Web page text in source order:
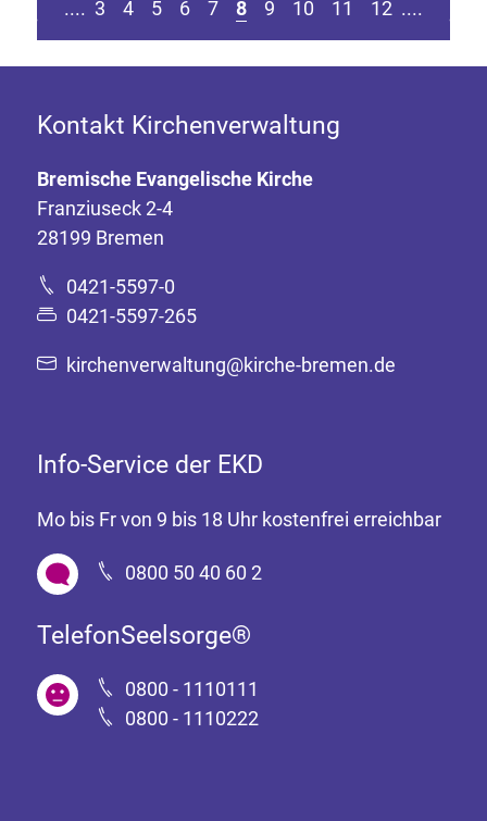
Seite springen
Zur vorherigen Seite
.... 3 4 5 6 7 8 9 10 11 12 ....
Kontakt Kirchenverwaltung
Bremische Evangelische Kirche
Franziuseck 2-4
28199 Bremen
0421-5597-0
0421-5597-265
kirchenverwaltung@kirche-bremen.de
Info-Service der EKD
Mo bis Fr von 9 bis 18 Uhr kostenfrei erreichbar
0800 50 40 60 2
TelefonSeelsorge®
0800 - 1110111
0800 - 1110222